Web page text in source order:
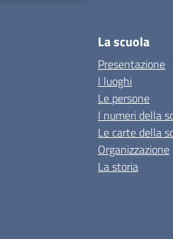
La scuola
Presentazione
I luoghi
Le persone
I numeri della
Le carte della
Organizzazione
La storia